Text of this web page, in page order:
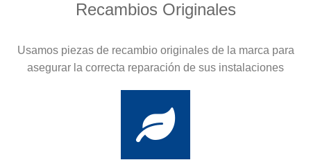
Recambios Originales
Usamos piezas de recambio originales de la marca para
asegurar la correcta reparación de sus instalaciones